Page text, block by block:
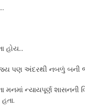
હોય…
પણ અંદરથી નબળું બની
ન્યાયપૂર્ણ શાસનની